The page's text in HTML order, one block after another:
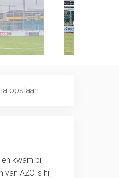
opslaan
en kwam bij
van AZC is hij